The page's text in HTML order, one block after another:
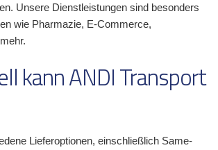
Unsere Dienstleistungen sind besonders
wie Pharmazie, E-Commerce,
kann ANDI Transport
Lieferoptionen, einschließlich Same-